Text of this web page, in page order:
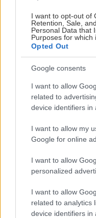
I want to opt-out of
Retention, Sale,
Personal Data that
Purposes for which
Opted Out
Google consents
I want to allow
related to
device identifiers in
I want to allow my
Google for online
I want to allow
personalized
I want to allow
related to analytics
device identifiers in
με την τιμή του
διαμορφώνεται στα
εστιατόριο
τις 14.30.
διοργανώνονταν
επανέλθουν
διατίθεται δωρεάν
μάλλον
αβαντάζ.
Μουσείο
πλακόστρωτο και
φωτεινό αίθριο